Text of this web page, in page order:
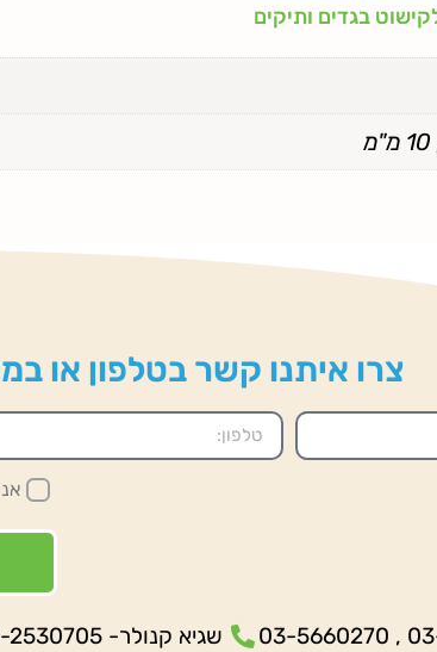
בגדים ותיקים
צרו איתנו קשר בטלפון או
שגיא קנולר- 052-2530705